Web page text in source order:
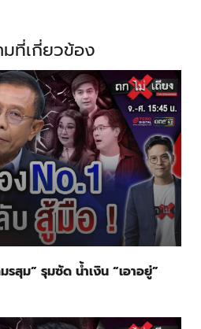
ที่เกี่ยวข้อง
รสุม” รุมซัด น้ำเงิน “เอาอยู่”